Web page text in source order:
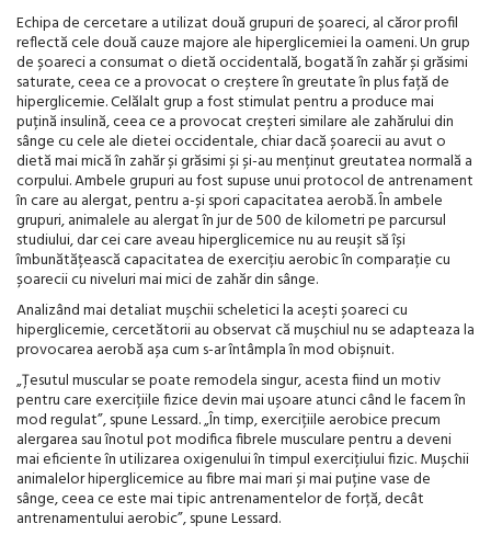
Echipa de cercetare a utilizat două grupuri de șoareci, al căror profil
reflectă cele două cauze majore ale hiperglicemiei la oameni. Un grup
de șoareci a consumat o dietă occidentală, bogată în zahăr și grăsimi
saturate, ceea ce a provocat o creștere în greutate în plus față de
hiperglicemie. Celălalt grup a fost stimulat pentru a produce mai
puțină insulină, ceea ce a provocat creșteri similare ale zahărului din
sânge cu cele ale dietei occidentale, chiar dacă șoarecii au avut o
dietă mai mică în zahăr și grăsimi și și-au menținut greutatea normală a
corpului. Ambele grupuri au fost supuse unui protocol de antrenament
în care au alergat, pentru a-și spori capacitatea aerobă. În ambele
grupuri, animalele au alergat în jur de 500 de kilometri pe parcursul
studiului, dar cei care aveau hiperglicemice nu au reușit să își
îmbunătățească capacitatea de exercițiu aerobic în comparație cu
șoarecii cu niveluri mai mici de zahăr din sânge.
Analizând mai detaliat mușchii scheletici la acești șoareci cu
hiperglicemie, cercetătorii au observat că mușchiul nu se adapteaza la
provocarea aerobă așa cum s-ar întâmpla în mod obișnuit.
„Țesutul muscular se poate remodela singur, acesta fiind un motiv
pentru care exercițiile fizice devin mai ușoare atunci când le facem în
mod regulat”, spune Lessard. „În timp, exercițiile aerobice precum
alergarea sau înotul pot modifica fibrele musculare pentru a deveni
mai eficiente în utilizarea oxigenului în timpul exercițiului fizic. Mușchii
animalelor hiperglicemice au fibre mai mari și mai puține vase de
sânge, ceea ce este mai tipic antrenamentelor de forță, decât
antrenamentului aerobic”, spune Lessard.